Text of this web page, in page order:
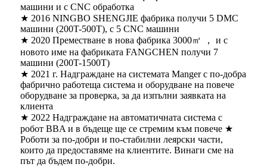
машини и с CNC обработка
★ 2016 NINGBO SHENGJIE фабрика получи 5 DMC
машини (200T-500T), с 5 CNC машини
★ 2020 Преместване в нова фабрика 3000㎡ ， и с
новото име на фабриката FANGCHEN получи 7
машини (200T-1500T)
★ 2021 г. Надграждане на системата Manger с по-добра
фабрично работеща система и оборудване на повече
оборудване за проверка, за да изпълни заявката на
клиента
★ 2022 Надграждане на автоматичната система с
робот BBA и в бъдеще ще се стремим към повече ★
Роботи за по-добри и по-стабилни леярски части,
които да предоставяме на клиентите. Винаги сме на
път да бъдем по-добри.